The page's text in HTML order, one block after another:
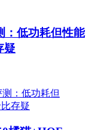
：低功耗但性能
疑